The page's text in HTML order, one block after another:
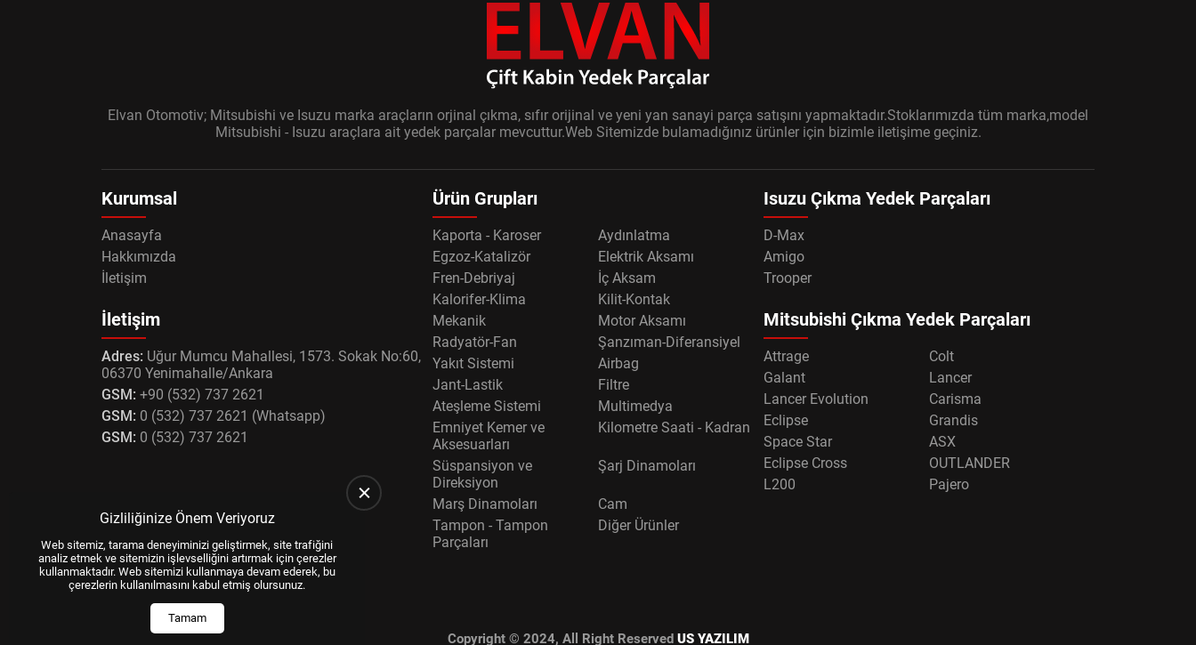
Elvan Otomotiv; Mitsubishi ve Isuzu marka araçların orjinal çıkma, sıfır orijinal ve yeni yan sanayi parça satışını yapmaktadır.Stoklarımızda tüm marka,model
Mitsubishi - Isuzu araçlara ait yedek parçalar mevcuttur.Web Sitemizde bulamadığınız ürünler için bizimle iletişime geçiniz.
Kurumsal
Anasayfa
Hakkımızda
İletişim
İletişim
Adres: Uğur Mumcu Mahallesi, 1573. Sokak No:60,
06370 Yenimahalle/Ankara
GSM: +90 (532) 737 2621
GSM: 0 (532) 737 2621 (Whatsapp)
GSM: 0 (532) 737 2621
Ürün Grupları
Kaporta - Karoser
Aydınlatma
Egzoz-Katalizör
Elektrik Aksamı
Fren-Debriyaj
İç Aksam
Kalorifer-Klima
Kilit-Kontak
Mekanik
Motor Aksamı
Radyatör-Fan
Şanzıman-Diferansiyel
Yakıt Sistemi
Airbag
Jant-Lastik
Filtre
Ateşleme Sistemi
Multimedya
Emniyet Kemer ve
Aksesuarları
Kilometre Saati - Kadran
Süspansiyon ve
Direksiyon
Şarj Dinamoları
Marş Dinamoları
Cam
Tampon - Tampon
Parçaları
Diğer Ürünler
Isuzu Çıkma Yedek Parçaları
D-Max
Amigo
Trooper
Mitsubishi Çıkma Yedek Parçaları
Attrage
Colt
Galant
Lancer
Lancer Evolution
Carisma
Eclipse
Grandis
Space Star
ASX
Eclipse Cross
OUTLANDER
L200
Pajero
Copyright © 2024, All Right Reserved US YAZILIM
Gizliliğinize Önem Veriyoruz
Web sitemiz, tarama deneyiminizi geliştirmek, site trafiğini
analiz etmek ve sitemizin işlevselliğini artırmak için çerezler
kullanmaktadır. Web sitemizi kullanmaya devam ederek, bu
çerezlerin kullanılmasını kabul etmiş olursunuz.
Tamam